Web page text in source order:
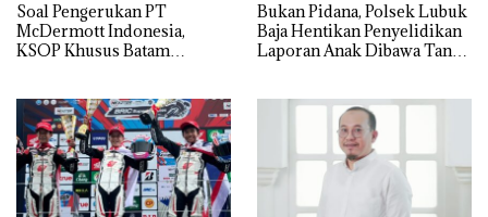
‎Soal Pengerukan PT
McDermott Indonesia,
KSOP Khusus Batam
Bukan Pidana, Polsek Lubuk
Baja Hentikan Penyelidikan
Laporan Anak Dibawa Tanpa